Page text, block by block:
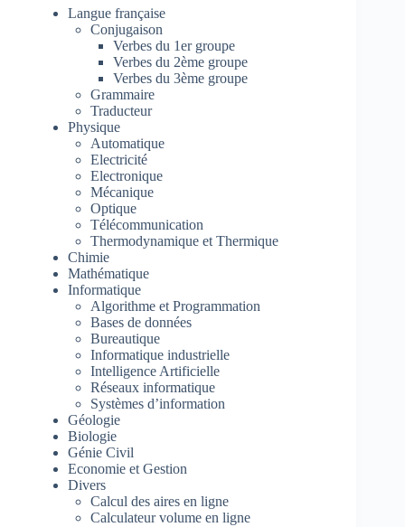
Langue française
Conjugaison
Verbes du 1er groupe
Verbes du 2ème groupe
Verbes du 3ème groupe
Grammaire
Traducteur
Physique
Automatique
Electricité
Electronique
Mécanique
Optique
Télécommunication
Thermodynamique et Thermique
Chimie
Mathématique
Informatique
Algorithme et Programmation
Bases de données
Bureautique
Informatique industrielle
Intelligence Artificielle
Réseaux informatique
Systèmes d’information
Géologie
Biologie
Génie Civil
Economie et Gestion
Divers
Calcul des aires en ligne
Calculateur volume en ligne